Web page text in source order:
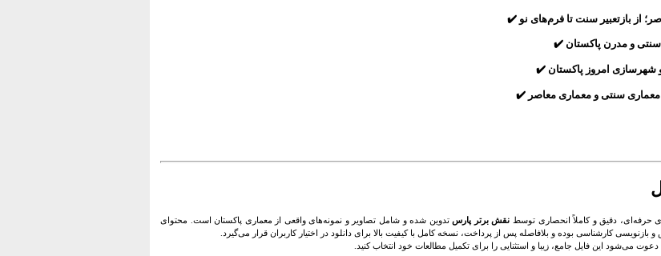
از بازتعبیر سنت تا فرم‌های نو ✔️
و مدرن پاکستان ✔️
شهرسازی امروز پاکستان ✔️
معماری سنتی و معماری معاصر ✔️
حرفه‌ای، دقیق و کاملاً انحصاری توسط نقش برتر پارس تدوین شده و شامل تصاویر و نمونه‌های واقعی از معماری پاکستان است. محتوای
کارشناسی بوده و بلافاصله پس از پرداخت، نسخه کامل با کیفیت بالا برای دانلود در اختیار کاربران قرار می‌گیرد.
دعوت می‌شود این فایل جامع، زیبا و استثنایی را برای تکمیل مطالعات خود انتخاب کنید.